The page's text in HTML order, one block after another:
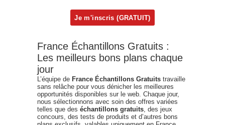
France Échantillons Gratuits :
Les meilleurs bons plans chaque
jour
L’équipe de France Échantillons Gratuits travaille
sans relâche pour vous dénicher les meilleures
opportunités disponibles sur le web. Chaque jour,
nous sélectionnons avec soin des offres variées
telles que des échantillons gratuits, des jeux
concours, des tests de produits et d’autres bons